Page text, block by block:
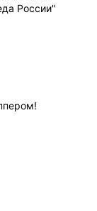
России"